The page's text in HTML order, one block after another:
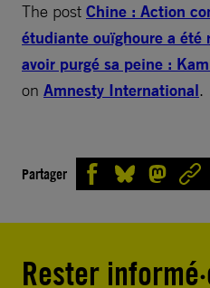
The post Chine : Action
étudiante ouïghoure a été
avoir purgé sa peine :
on Amnesty International.
Partager
Rester